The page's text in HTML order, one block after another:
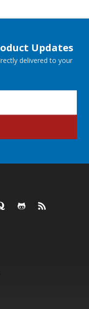
Updates
delivered to your